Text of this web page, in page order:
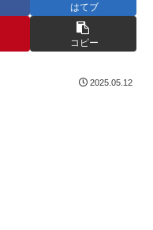
はてブ
コピー
2025.05.12